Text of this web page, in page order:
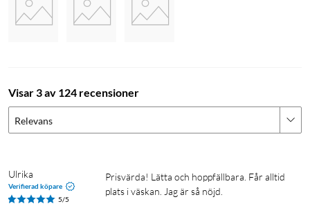
Visar 3 av 124 recensioner
Relevans
Ulrika
Verifierad köpare
5/5
Prisvärda! Lätta och hoppfällbara. Får alltid
plats i väskan. Jag är så nöjd.